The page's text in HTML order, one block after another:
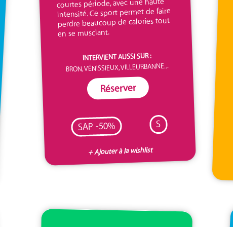
intensité. Ce sport permet de faire
perdre beaucoup de calories tout
en se musclant.
INTERVIENT AUSSI SUR :
BRON, VÉNISSIEUX, VILLEURBANNE...
Réserver
SAP -50% S
+ Ajouter à la wishlist